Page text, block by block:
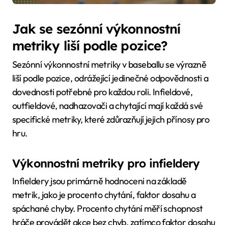
Jak se sezónní výkonnostní
metriky liší podle pozice?
Sezónní výkonnostní metriky v baseballu se výrazně
liší podle pozice, odrážející jedinečné odpovědnosti a
dovednosti potřebné pro každou roli. Infieldové,
outfieldové, nadhazovači a chytající mají každá své
specifické metriky, které zdůrazňují jejich přínosy pro
hru.
Výkonnostní metriky pro infieldery
Infieldery jsou primárně hodnoceni na základě
metrik, jako je procento chytání, faktor dosahu a
spáchané chyby. Procento chytání měří schopnost
hráče provádět akce bez chyb, zatímco faktor dosahu